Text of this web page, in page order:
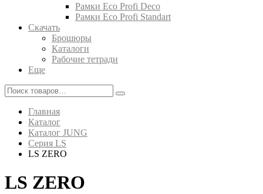
Рамки Eco Profi Deco
Рамки Eco Profi Standart
Скачать
Брошюры
Каталоги
Рабочие тетради
Еще
Главная
Каталог
Каталог JUNG
Серия LS
LS ZERO
LS ZERO